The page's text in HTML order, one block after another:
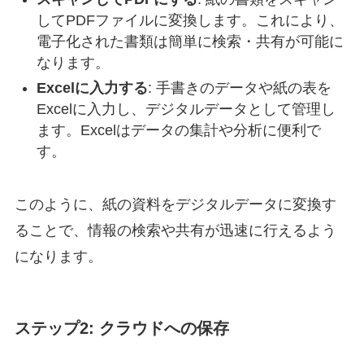
してPDFファイルに変換します。これにより、
電子化された書類は簡単に検索・共有が可能に
なります。
Excelに入力する: 手書きのデータや紙の表を
Excelに入力し、デジタルデータとして管理し
ます。Excelはデータの集計や分析に便利で
す。
このように、紙の資料をデジタルデータに変換す
ることで、情報の検索や共有が迅速に行えるよう
になります。
ステップ2: クラウドへの保存